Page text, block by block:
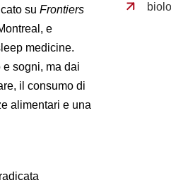
su Frontiers
e
medicine.
e sogni, ma dai
il consumo di
alimentari e una